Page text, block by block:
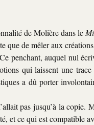
de Molière dans le
que de mêler aux
penchant, auquel nul
qui laissent une
a dû porter
pas jusqu’à la
et ce qui est compatible